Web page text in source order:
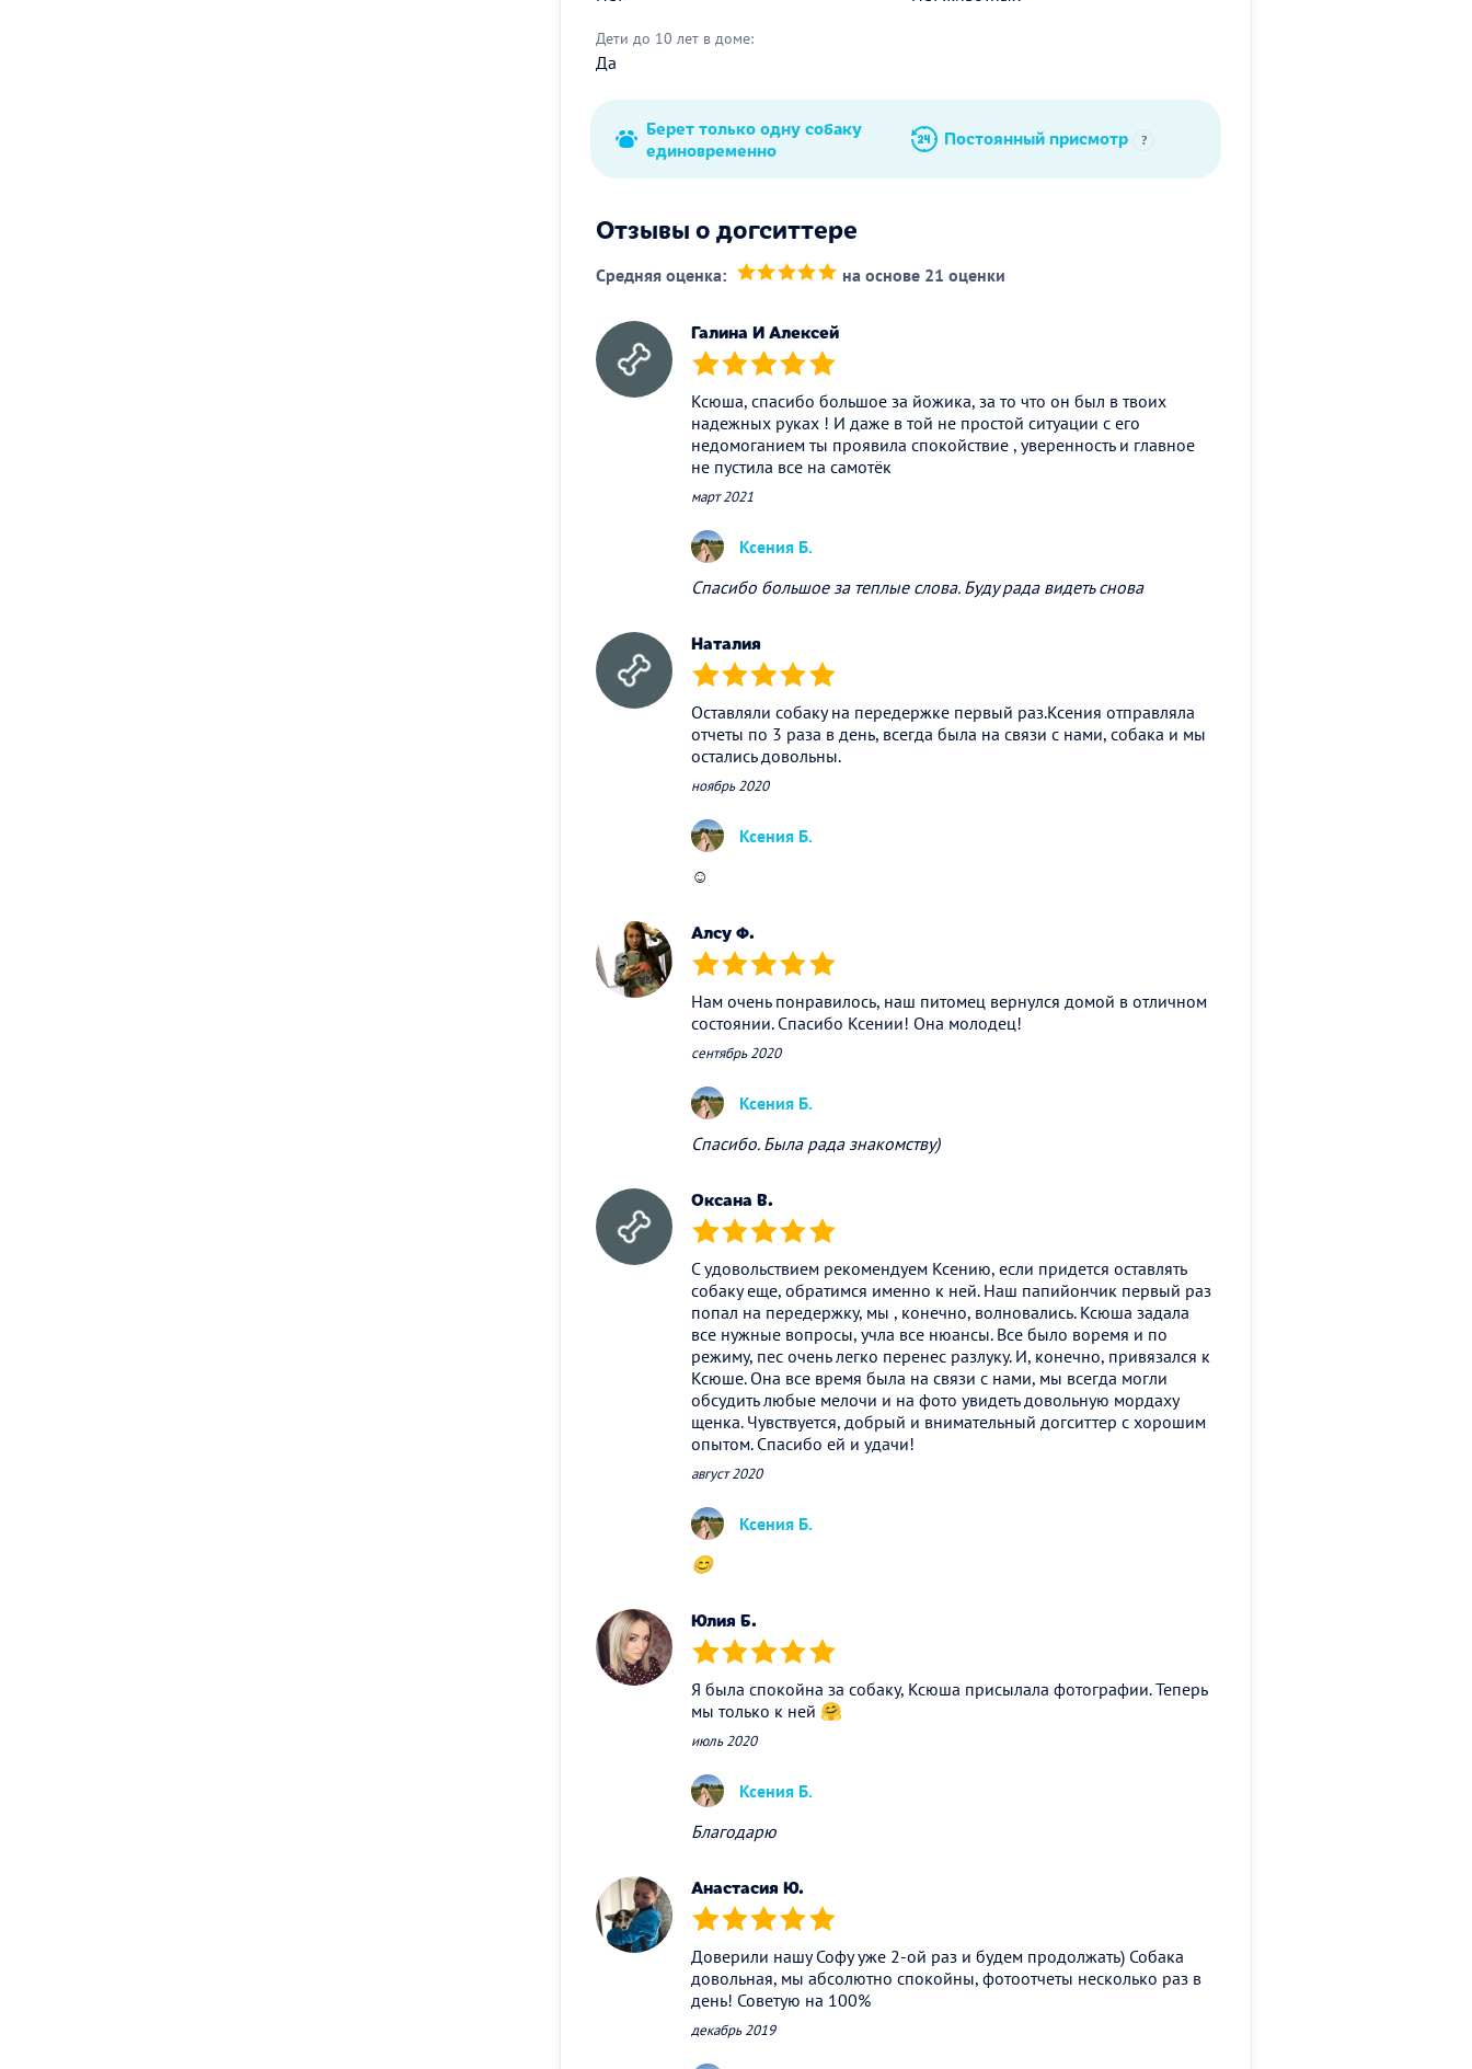
Дети до 10 лет в доме:
Да
Берет только одну собаку
единовременно
Постоянный присмотр ?
Отзывы о догситтере
Средняя оценка: на основе 21 оценки
Галина И Алексей
(*) (*) (*) (*) (*)
Ксюша, спасибо большое за йожика, за то что он был в твоих
надежных руках ! И даже в той не простой ситуации с его
недомоганием ты проявила спокойствие , уверенность и главное
не пустила все на самотёк
март 2021
Ксения Б.
Спасибо большое за теплые слова. Буду рада видеть снова
Наталия
(*) (*) (*) (*) (*)
Оставляли собаку на передержке первый раз.Ксения отправляла
отчеты по 3 раза в день, всегда была на связи с нами, собака и мы
остались довольны.
ноябрь 2020
Ксения Б.
☺
Алсу Ф.
(*) (*) (*) (*) (*)
Нам очень понравилось, наш питомец вернулся домой в отличном
состоянии. Спасибо Ксении! Она молодец!
сентябрь 2020
Ксения Б.
Спасибо. Была рада знакомству)
Оксана В.
(*) (*) (*) (*) (*)
С удовольствием рекомендуем Ксению, если придется оставлять
собаку еще, обратимся именно к ней. Наш папийончик первый раз
попал на передержку, мы , конечно, волновались. Ксюша задала
все нужные вопросы, учла все нюансы. Все было воремя и по
режиму, пес очень легко перенес разлуку. И, конечно, привязался к
Ксюше. Она все время была на связи с нами, мы всегда могли
обсудить любые мелочи и на фото увидеть довольную мордаху
щенка. Чувствуется, добрый и внимательный догситтер с хорошим
опытом. Спасибо ей и удачи!
август 2020
Ксения Б.
😊
Юлия Б.
(*) (*) (*) (*) (*)
Я была спокойна за собаку, Ксюша присылала фотографии. Теперь
мы только к ней 🤗
июль 2020
Ксения Б.
Благодарю
Анастасия Ю.
(*) (*) (*) (*) (*)
Доверили нашу Софу уже 2-ой раз и будем продолжать) Собака
довольная, мы абсолютно спокойны, фотоотчеты несколько раз в
день! Советую на 100%
декабрь 2019